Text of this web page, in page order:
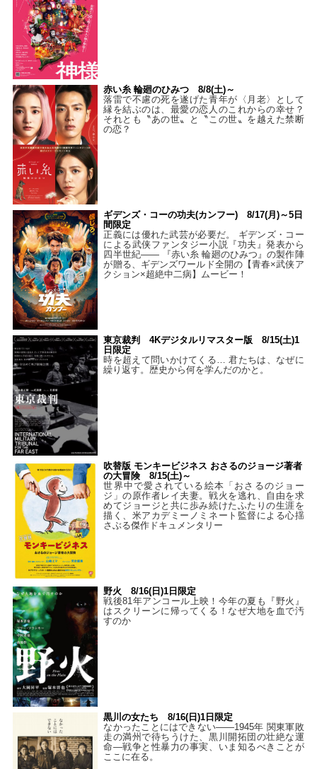
赤い糸 輪廻のひみつ 8/8(土)～
落雷で不慮の死を遂げた青年が〈月老〉として
縁を結ぶのは、最愛の恋人のこれからの幸せ？
それとも〝あの世〟と〝この世〟を越えた禁断
の恋？
ギデンズ・コーの功夫(カンフー) 8/17(月)～5日
間限定
正義には優れた武芸が必要だ。 ギデンズ・コー
による武侠ファンタジー小説『功夫』発表から
四半世紀―― 『赤い糸 輪廻のひみつ』の製作陣
が贈る、ギデンズワールド全開の【青春×武侠ア
クション×超絶中二病】ムービー！
東京裁判 4Kデジタルリマスター版 8/15(土)1
日限定
時を超えて問いかけてくる… 君たちは、なぜに
繰り返す。歴史から何を学んだのかと。
吹替版 モンキービジネス おさるのジョージ著者
の大冒険 8/15(土)～
世界中で愛されている絵本「おさるのジョー
ジ」の原作者レイ夫妻。戦火を逃れ、自由を求
めてジョージと共に歩み続けたふたりの生涯を
描く、米アカデミーノミネート監督による心揺
さぶる傑作ドキュメンタリー
野火 8/16(日)1日限定
戦後81年アンコール上映！今年の夏も『野火』
はスクリーンに帰ってくる！なぜ大地を血で汚
すのか
黒川の女たち 8/16(日)1日限定
なかったことにはできない——1945年 関東軍敗
走の満州で待ちうけた、黒川開拓団の壮絶な運
命―戦争と性暴力の事実、いま知るべきことが
ここに在る。